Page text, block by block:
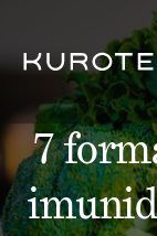
7